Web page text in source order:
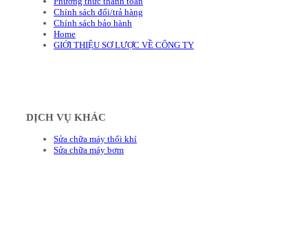
Chính sách đổi/trả hàng
Chính sách bảo hành
Home
GIỚI THIỆU SƠ LƯỢC VỀ CÔNG TY
DỊCH VỤ KHÁC
Sửa chữa máy thổi khí
Sửa chữa máy bơm